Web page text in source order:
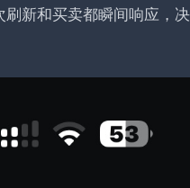
新和买卖都瞬间响应，